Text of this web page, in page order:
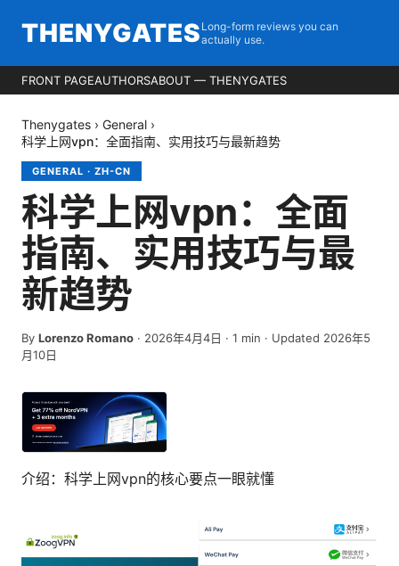
THENYGATES Long-form reviews you can
actually use.
FRONT PAGEAUTHORSABOUT — THENYGATES
Thenygates › General ›
科学上网vpn：全面指南、实用技巧与最新趋势
GENERAL · ZH-CN
科学上网vpn：全面
指南、实用技巧与最
新趋势
By Lorenzo Romano · 2026年4月4日 · 1 min · Updated 2026年5
月10日
介绍：科学上网vpn的核心要点一眼就懂